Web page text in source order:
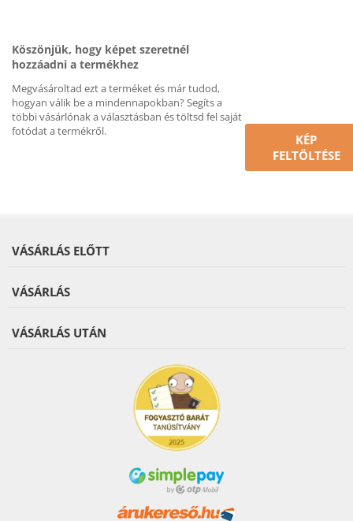
Köszönjük, hogy képet szeretnél
hozzáadni a termékhez
Megvásároltad ezt a terméket és már tudod,
hogyan válik be a mindennapokban? Segíts a
többi vásárlónak a választásban és töltsd fel saját
fotódat a termékről.
KÉP
FELTÖLTÉSE
VÁSÁRLÁS ELŐTT
VÁSÁRLÁS
VÁSÁRLÁS UTÁN